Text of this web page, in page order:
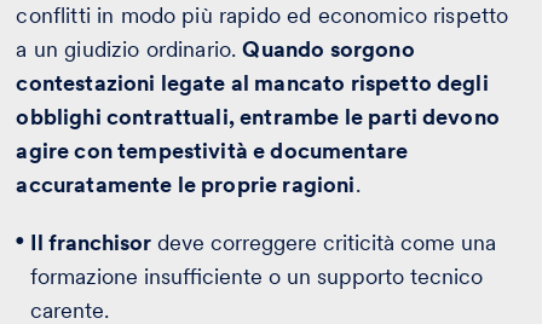
conflitti in modo più rapido ed economico rispetto
a un giudizio ordinario.Quando sorgono
contestazioni legate al mancato rispetto degli
obblighi contrattuali, entrambe le parti devono
agire con tempestività e documentare
accuratamente le proprie ragioni.
Il franchisor deve correggere criticità come una
formazione insufficiente o un supporto tecnico
carente.